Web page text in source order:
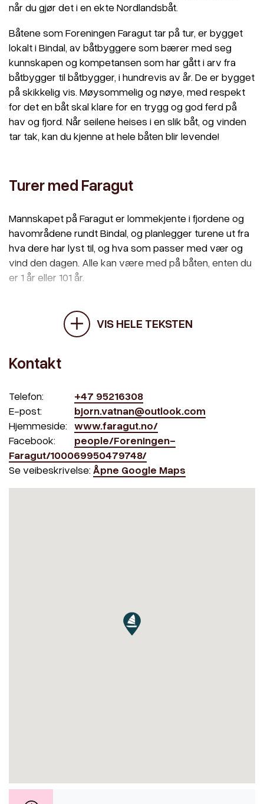
når du gjør det i en ekte Nordlandsbåt.
Båtene som Foreningen Faragut tar på tur, er bygget
lokalt i Bindal, av båtbyggere som bærer med seg
kunnskapen og kompetansen som har gått i arv fra
båtbygger til båtbygger, i hundrevis av år. De er bygget
på skikkelig vis. Møysommelig og nøye, med respekt
for det en båt skal klare for en trygg og god ferd på
hav og fjord. Når seilene heises i en slik båt, og vinden
tar tak, kan du kjenne at hele båten blir levende!
Turer med Faragut
Mannskapet på Faragut er lommekjente i fjordene og
havområdene rundt Bindal, og planlegger turene ut fra
hva dere har lyst til, og hva som passer med vær og
vind den dagen. Alle kan være med på båten, enten du
er 1 år eller 101 år.
VIS HELE TEKSTEN
Kontakt
Telefon:
+47 95216308
E-post:
bjorn.vatnan@outlook.com
Hjemmeside: www.faragut.no/
Facebook:
people/Foreningen-
Faragut/100069950479748/
Se veibeskrivelse: Åpne Google Maps